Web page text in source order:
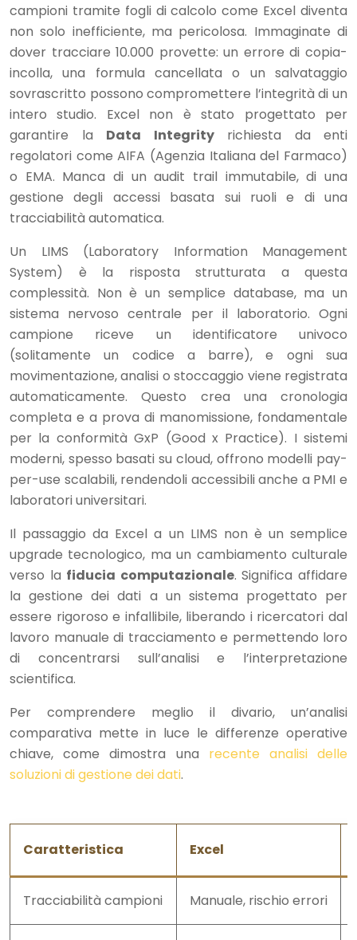
campioni tramite fogli di calcolo come Excel diventa
non solo inefficiente, ma pericolosa. Immaginate di
dover tracciare 10.000 provette: un errore di copia-
incolla, una formula cancellata o un salvataggio
sovrascritto possono compromettere l’integrità di un
intero studio. Excel non è stato progettato per
garantire la Data Integrityrichiesta da enti
regolatori come AIFA (Agenzia Italiana del Farmaco)
o EMA. Manca di un audit trail immutabile, di una
gestione degli accessi basata sui ruoli e di una
tracciabilità automatica.
Un LIMS (Laboratory Information Management
System) è la risposta strutturata a questa
complessità. Non è un semplice database, ma un
sistema nervoso centrale per il laboratorio. Ogni
campione riceve un identificatore univoco
(solitamente un codice a barre), e ogni sua
movimentazione, analisi o stoccaggio viene registrata
automaticamente. Questo crea una cronologia
completa e a prova di manomissione, fondamentale
per la conformità GxP (Good x Practice). I sistemi
moderni, spesso basati su cloud, offrono modelli pay-
per-use scalabili, rendendoli accessibili anche a PMI e
laboratori universitari.
Il passaggio da Excel a un LIMS non è un semplice
upgrade tecnologico, ma un cambiamento culturale
verso la fiducia computazionale. Significa affidare
la gestione dei dati a un sistema progettato per
essere rigoroso e infallibile, liberando i ricercatori dal
lavoro manuale di tracciamento e permettendo loro
di concentrarsi sull’analisi e l’interpretazione
scientifica.
Per comprendere meglio il divario, un’analisi
comparativa mette in luce le differenze operative
chiave, come dimostra una recente analisi delle
soluzioni di gestione dei dati.
Caratteristica Excel
Tracciabilità campioni Manuale, rischio errori